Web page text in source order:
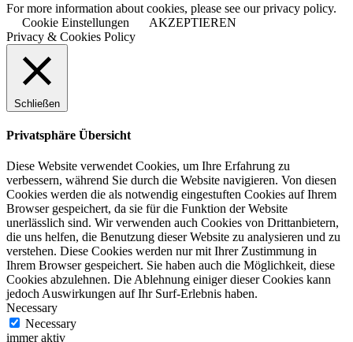
For more information about cookies, please see our privacy policy.
Cookie Einstellungen
AKZEPTIEREN
Privacy & Cookies Policy
Schließen
Privatsphäre Übersicht
Diese Website verwendet Cookies, um Ihre Erfahrung zu
verbessern, während Sie durch die Website navigieren. Von diesen
Cookies werden die als notwendig eingestuften Cookies auf Ihrem
Browser gespeichert, da sie für die Funktion der Website
unerlässlich sind. Wir verwenden auch Cookies von Drittanbietern,
die uns helfen, die Benutzung dieser Website zu analysieren und zu
verstehen. Diese Cookies werden nur mit Ihrer Zustimmung in
Ihrem Browser gespeichert. Sie haben auch die Möglichkeit, diese
Cookies abzulehnen. Die Ablehnung einiger dieser Cookies kann
jedoch Auswirkungen auf Ihr Surf-Erlebnis haben.
Necessary
Necessary
immer aktiv